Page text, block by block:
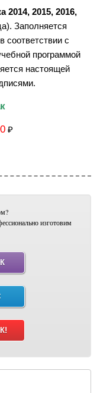
2015, 2016,
Заполняется
с
программой
настоящей
₽
изготовим